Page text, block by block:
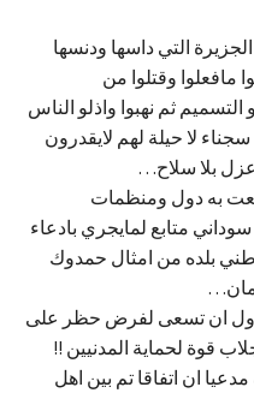
التي داسها ودنسها
مافعلوا وقتلوا من
التسميم ثم نهبوا واذلو الناس
لا حيلة لهم لايقدرون
بلا سلاح…
به دول ومنظمات
متابع لمايجري بادعاء
بلده من امثال حمدوك
ان تسعى لفرض حظر على
قوة لحماية المدنيين !!
ان اتفاقا تم بين اهل